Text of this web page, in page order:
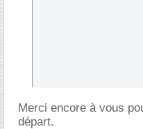
Merci encore à vous
départ.